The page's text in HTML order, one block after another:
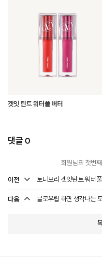
겟잇 틴트 워터풀 버터
댓글 0
회원님의 첫번
이전 토니모리 겟잇틴트 워터
다음 글로우립 하면 생각나는